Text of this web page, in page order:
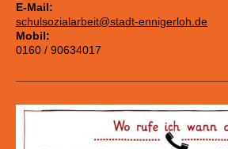
E-Mail:
schulsozialarbeit@stadt-ennigerloh.de
Mobil:
0160 / 90634017